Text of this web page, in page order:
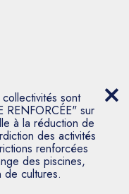
sont
RENFORCÉE" sur
à la réduction de
des activités
renforcées
des piscines,
de cultures.